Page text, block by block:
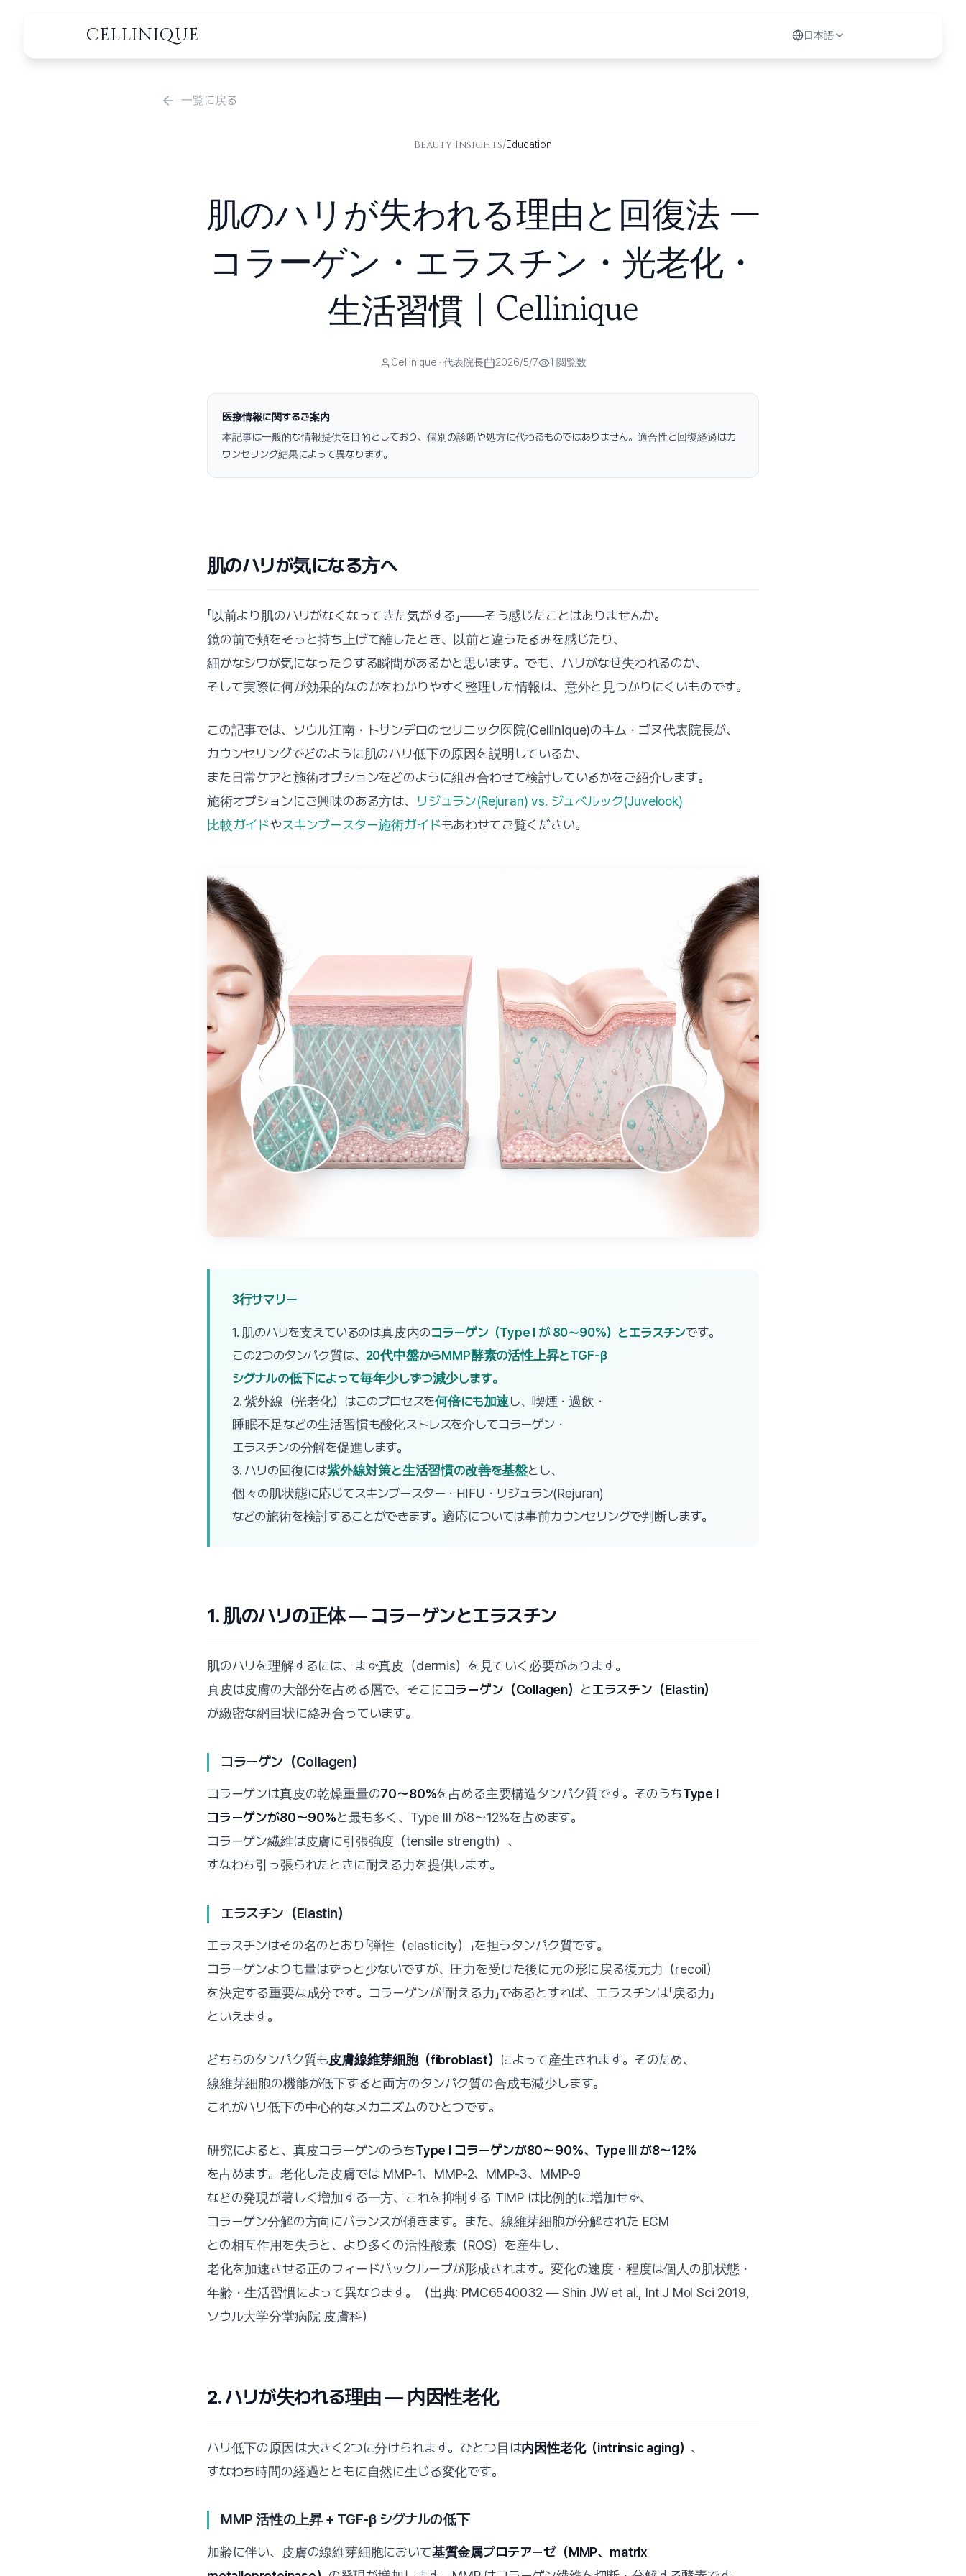
CELLINIQUE 日本語
一覧に戻る
Beauty Insights/Education
肌のハリが失われる理由と回復法 —
コラーゲン・エラスチン・光老化・
生活習慣 | Cellinique
Cellinique · 代表院長 2026/5/7 1 閲覧数
医療情報に関するご案内
本記事は一般的な情報提供を目的としており、個別の診断や処方に代わるものではありません。適合性と回復経過はカ
ウンセリング結果によって異なります。
肌のハリが気になる方へ
「以前より肌のハリがなくなってきた気がする」——そう感じたことはありませんか。
鏡の前で頬をそっと持ち上げて離したとき、以前と違うたるみを感じたり、
細かなシワが気になったりする瞬間があるかと思います。でも、ハリがなぜ失われるのか、
そして実際に何が効果的なのかをわかりやすく整理した情報は、意外と見つかりにくいものです。
この記事では、ソウル江南・トサンデロのセリニック医院(Cellinique)のキム・ゴヌ代表院長が、
カウンセリングでどのように肌のハリ低下の原因を説明しているか、
また日常ケアと施術オプションをどのように組み合わせて検討しているかをご紹介します。
施術オプションにご興味のある方は、
リジュラン(Rejuran) vs. ジュベルック(Juvelook)
比較ガイドやスキンブースター施術ガイドもあわせてご覧ください。
3行サマリー
1. 肌のハリを支えているのは真皮内のコラーゲン（Type I が 80〜90%）とエラスチンです。
この2つのタンパク質は、 20代中盤からMMP酵素の活性上昇とTGF-β
シグナルの低下によって毎年少しずつ減少します。
2. 紫外線（光老化）はこのプロセスを何倍にも加速し、喫煙・過飲・
睡眠不足などの生活習慣も酸化ストレスを介してコラーゲン・
エラスチンの分解を促進します。
3. ハリの回復には紫外線対策と生活習慣の改善を基盤とし、
個々の肌状態に応じてスキンブースター・HIFU・リジュラン(Rejuran)
などの施術を検討することができます。適応については事前カウンセリングで判断します。
1. 肌のハリの正体 — コラーゲンとエラスチン
肌のハリを理解するには、まず真皮（dermis）を見ていく必要があります。
真皮は皮膚の大部分を占める層で、そこにコラーゲン（Collagen） とエラスチン（Elastin）
が緻密な網目状に絡み合っています。
コラーゲン（Collagen）
コラーゲンは真皮の乾燥重量の70〜80%を占める主要構造タンパク質です。そのうちType I
コラーゲンが80〜90%と最も多く、Type III が8〜12%を占めます。
コラーゲン繊維は皮膚に引張強度（tensile strength）、
すなわち引っ張られたときに耐える力を提供します。
エラスチン（Elastin）
エラスチンはその名のとおり「弾性（elasticity）」を担うタンパク質です。
コラーゲンよりも量はずっと少ないですが、圧力を受けた後に元の形に戻る復元力（recoil）
を決定する重要な成分です。コラーゲンが「耐える力」であるとすれば、エラスチンは「戻る力」
といえます。
どちらのタンパク質も皮膚線維芽細胞（fibroblast）
によって産生されます。そのため、
線維芽細胞の機能が低下すると両方のタンパク質の合成も減少します。
これがハリ低下の中心的なメカニズムのひとつです。
研究によると、真皮コラーゲンのうちType I コラーゲンが80〜90%、Type III が8〜12%
を占めます。老化した皮膚では MMP-1、MMP-2、MMP-3、MMP-9
などの発現が著しく増加する一方、これを抑制する TIMP は比例的に増加せず、
コラーゲン分解の方向にバランスが傾きます。また、線維芽細胞が分解された ECM
との相互作用を失うと、より多くの活性酸素（ROS）を産生し、
老化を加速させる正のフィードバックループが形成されます。変化の速度・程度は個人の肌状態・
年齢・生活習慣によって異なります。（出典: PMC6540032 — Shin JW et al., Int J Mol Sci 2019,
ソウル大学分堂病院 皮膚科）
2. ハリが失われる理由 — 内因性老化
ハリ低下の原因は大きく2つに分けられます。ひとつ目は内因性老化（intrinsic aging） 、
すなわち時間の経過とともに自然に生じる変化です。
MMP 活性の上昇 + TGF-β シグナルの低下
加齢に伴い、皮膚の線維芽細胞において基質金属プロテアーゼ（MMP、matrix